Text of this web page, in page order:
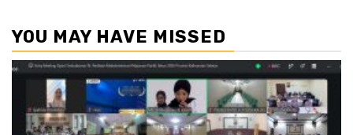
YOU MAY HAVE MISSED